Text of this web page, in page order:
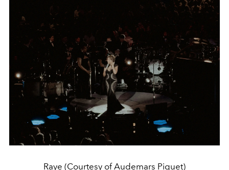
Raye (Courtesy of Audemars Piguet)